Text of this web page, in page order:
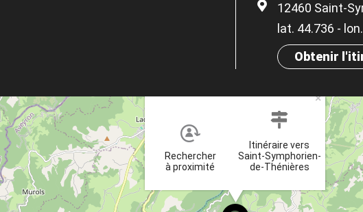
12460 Saint-
lat. 44.736 -
Obtenir
Rechercher
à proximité
Itinéraire vers
Saint-Symphorien-
de-Thénières
×